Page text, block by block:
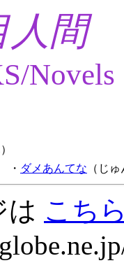
人間
Novels
・ ダメあんてな （じ
は こち